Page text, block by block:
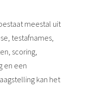
meestal uit
testafnames,
scoring,
en een
kan het